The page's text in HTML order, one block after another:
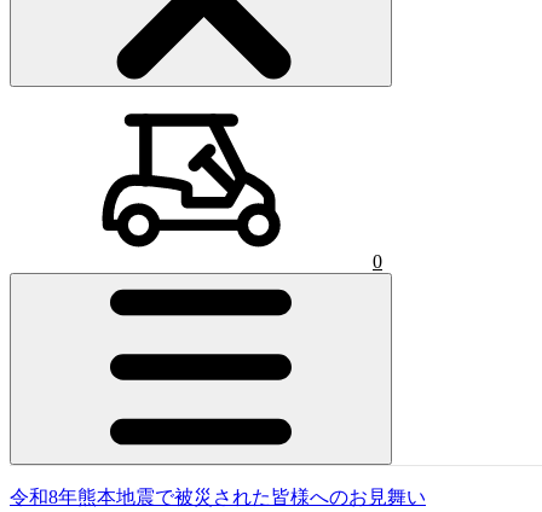
ショッピングカート 0)
0
令和8年熊本地震で被災された皆様へのお見舞い